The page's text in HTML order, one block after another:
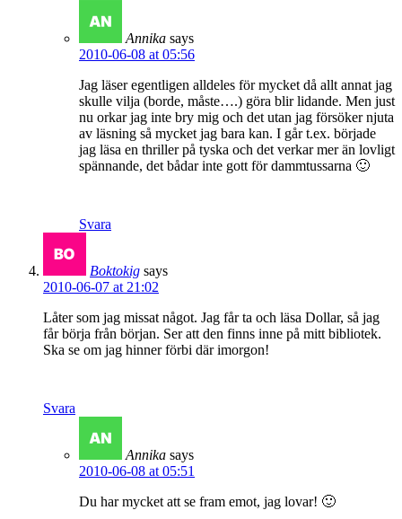
Annika says
2010-06-08 at 05:56
Jag läser egentligen alldeles för mycket då allt annat jag
skulle vilja (borde, måste….) göra blir lidande. Men just
nu orkar jag inte bry mig och det utan jag försöker njuta
av läsning så mycket jag bara kan. I går t.ex. började
jag läsa en thriller på tyska och det verkar mer än lovligt
spännande, det bådar inte gott för dammtussarna 🙂
Svara
Boktokig says
2010-06-07 at 21:02
Låter som jag missat något. Jag får ta och läsa Dollar, så jag
får börja från början. Ser att den finns inne på mitt bibliotek.
Ska se om jag hinner förbi där imorgon!
Svara
Annika says
2010-06-08 at 05:51
Du har mycket att se fram emot, jag lovar! 🙂